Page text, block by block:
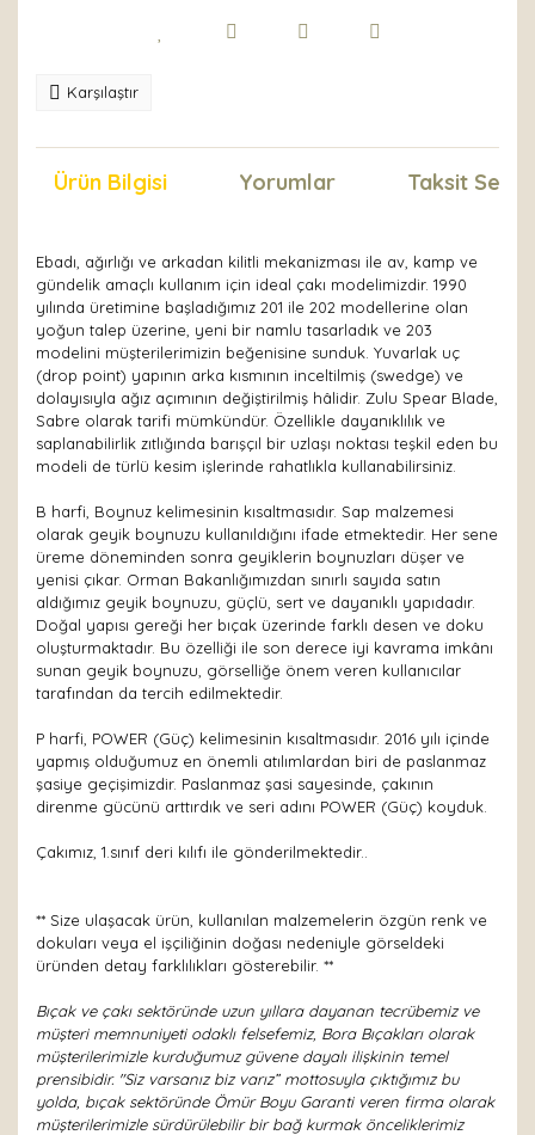
Karşılaştır
Ürün Bilgisi Yorumlar Taksit
Ebadı, ağırlığı ve arkadan kilitli mekanizması ile av, kamp ve
gündelik amaçlı kullanım için ideal çakı modelimizdir. 1990
yılında üretimine başladığımız 201 ile 202 modellerine olan
yoğun talep üzerine, yeni bir namlu tasarladık ve 203
modelini müşterilerimizin beğenisine sunduk. Yuvarlak uç
(drop point) yapının arka kısmının inceltilmiş (swedge) ve
dolayısıyla ağız açımının değiştirilmiş hâlidir. Zulu Spear Blade,
Sabre olarak tarifi mümkündür. Özellikle dayanıklılık ve
saplanabilirlik zıtlığında barışçıl bir uzlaşı noktası teşkil eden bu
modeli de türlü kesim işlerinde rahatlıkla kullanabilirsiniz.
B harfi, Boynuz kelimesinin kısaltmasıdır. Sap malzemesi
olarak geyik boynuzu kullanıldığını ifade etmektedir. Her sene
üreme döneminden sonra geyiklerin boynuzları düşer ve
yenisi çıkar. Orman Bakanlığımızdan sınırlı sayıda satın
aldığımız geyik boynuzu, güçlü, sert ve dayanıklı yapıdadır.
Doğal yapısı gereği her bıçak üzerinde farklı desen ve doku
oluşturmaktadır. Bu özelliği ile son derece iyi kavrama imkânı
sunan geyik boynuzu, görselliğe önem veren kullanıcılar
tarafından da tercih edilmektedir.
P harfi, POWER (Güç) kelimesinin kısaltmasıdır. 2016 yılı içinde
yapmış olduğumuz en önemli atılımlardan biri de paslanmaz
şasiye geçişimizdir. Paslanmaz şasi sayesinde, çakının
direnme gücünü arttırdık ve seri adını POWER (Güç) koyduk.
Çakımız, 1.sınıf deri kılıfı ile gönderilmektedir..
** Size ulaşacak ürün, kullanılan malzemelerin özgün renk ve
dokuları veya el işçiliğinin doğası nedeniyle görseldeki
üründen detay farklılıkları gösterebilir. **
Bıçak ve çakı sektöründe uzun yıllara dayanan tecrübemiz ve
müşteri memnuniyeti odaklı felsefemiz, Bora Bıçakları olarak
müşterilerimizle kurduğumuz güvene dayalı ilişkinin temel
prensibidir. "Siz varsanız biz varız” mottosuyla çıktığımız bu
yolda, bıçak sektöründe Ömür Boyu Garanti veren firma olarak
müşterilerimizle sürdürülebilir bir bağ kurmak önceliklerimiz